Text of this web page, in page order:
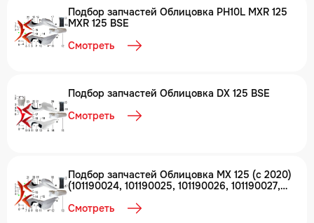
Подбор запчастей Облицовка PH10L MXR 125
MXR 125 BSE
Смотреть
Подбор запчастей Облицовка DX 125 BSE
Смотреть
Подбор запчастей Облицовка MX 125 (с 2020)
(101190024, 101190025, 101190026, 101190027,
Смотреть